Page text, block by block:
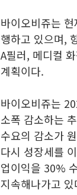
바이오비쥬는
행하고 있으며,
A필러, 메디컬
계획이다.
바이오비쥬는
소폭 감소하는
수요의 감소가
다시 성장세를
업이익을 30%
지속해나가고